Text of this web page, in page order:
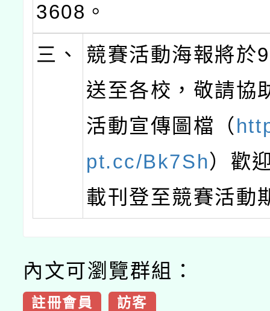
3608。
三、
競賽活動海報將於
送至各校，敬請協
活動宣傳圖檔（
pt.cc/Bk7Sh）歡
載刊登至競賽活動
內文可瀏覽群組：
註冊會員 訪客